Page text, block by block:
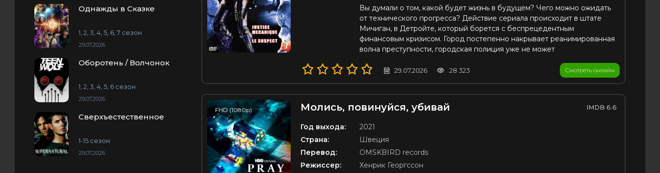
Однажды в Сказке
1, 2, 3, 4, 5, 6, 7 сезон
29.07.2026
Оборотень / Волчонок
1, 2, 3, 4, 5, 6 сезон
29.07.2026
Сверхъестественное
1-15 сезон
29.07.2026
Вы думали о том, какой будет жизнь в будущем? Чего можно ожидать
от технического прогресса? Действие сериала происходит в штате
Мичиган, в Детройте, который борется с беспрецедентным
финансовым кризисом. Город постепенно накрывает реанимированная
волна преступности, городская полиция уже не может
29.07.2026 28 323 Смотреть онлайн
FHD (1080p) Молись, повинуйся, убивай 6.6
Год выхода:
2021
Страна:
Швеция
Перевод:
OMSKBIRD records
Режиссер:
Хенрик Георгссон